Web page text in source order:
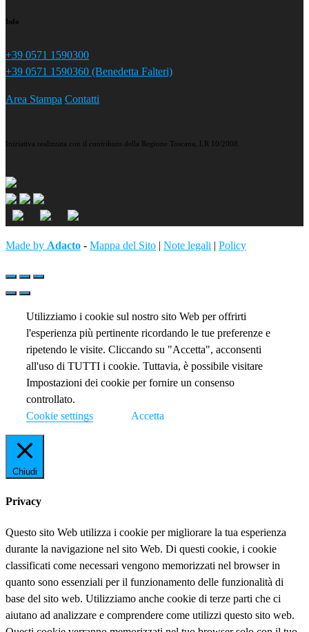
Info
+39 0571 1590300
+39 0571 1590360 (Benedetta Falteri)
Area Stampa Contatti
Iniziativa realizzata con il contributo della Regione Toscana, LR 10/2008.
Made by Adacto - Mappa del Sito | Note legali | Policy
Utilizziamo i cookie sul nostro sito Web per offrirti
l'esperienza più pertinente ricordando le tue preferenze e
ripetendo le visite. Cliccando su "Accetta", acconsenti
all'uso di TUTTI i cookie. Tuttavia, è possibile visitare
Impostazioni dei cookie per fornire un consenso
controllato.
Cookie settings
Accetta
Chiudi
Privacy
Questo sito Web utilizza i cookie per migliorare la tua esperienza
durante la navigazione nel sito Web. Di questi cookie, i cookie
classificati come necessari vengono memorizzati nel browser in
quanto sono essenziali per il funzionamento delle funzionalità di
base del sito web. Utilizziamo anche cookie di terze parti che ci
aiutano ad analizzare e comprendere come utilizzi questo sito web.